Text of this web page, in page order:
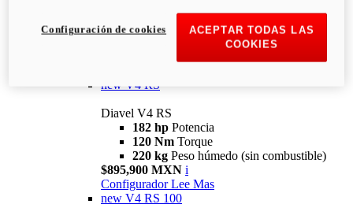
126 NmTorque
223 kg
PESO HÚMEDO SIN
new V4 RS
Diavel V4 RS
182 hp Potencia
120 Nm Torque
220 kg Peso húmedo (sin combustible)
$895,900 MXN i
Configurador Lee Mas
new V4 RS 100
ACEPTAR TODAS LAS
COOKIES
Configuración de cookies